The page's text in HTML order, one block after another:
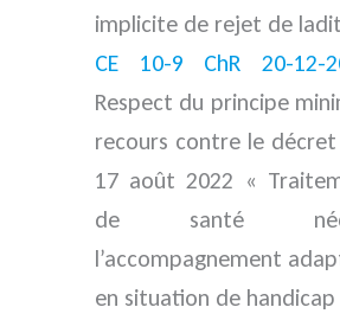
implicite de rejet de
CE 10-9 ChR 20-12-
Respect du principe
recours contre le décret
17 août 2022 «
de santé
l’accompagnement
en situation de handicap